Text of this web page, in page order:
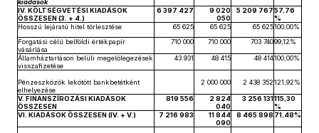
kiadások
IV. KÖLTSÉGVETÉSI KIADÁSOK
ÖSSZESEN (3. + 4.)
6 397 427
9 020
050
5 209 76757,76
%
Hosszú lejáratú hitel törlesztése
65 625 65 625 65 625100,00%
Forgatási célú belföldi értékpapír
vásárlása
710 000 710 000 703 74099,12%
Államháztartáson belüli megelőlegezések
visszafizetése
43 931 48 415 48 414100,00%
Pénzeszközök lekötött bankbetétként
elhelyezése
2 000 000 2 438 352121,92%
V. FINANSZÍROZÁSI KIADÁSOK
ÖSSZESEN
819 556
2 824
040
3 256 131115,30
%
VI. KIADÁSOK ÖSSZESEN (IV. + V.)
7 216 983
11 844
090
8 465 898 71,48%